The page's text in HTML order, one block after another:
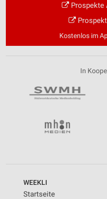
Prospekte
Kostenlos im
In
WEEKLI
Startseite